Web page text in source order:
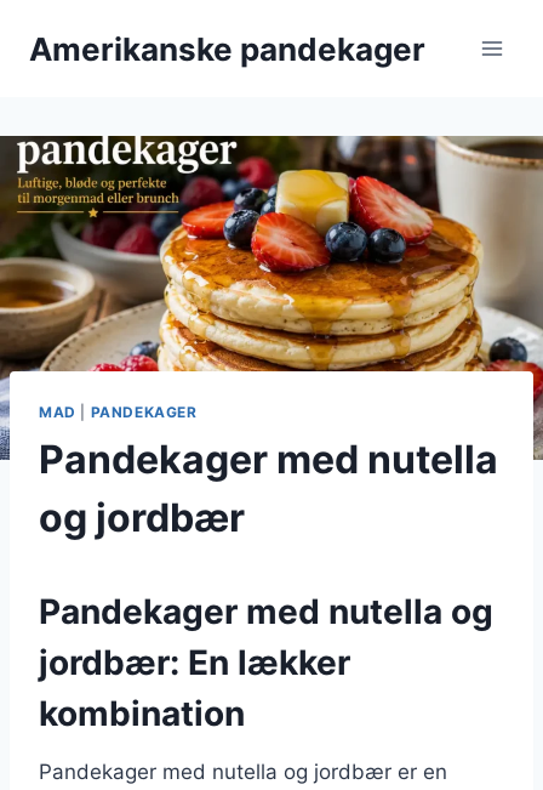
Amerikanske pandekager
MAD PANDEKAGER
Pandekager med nutella
og jordbær
Pandekager med nutella og
jordbær: En lækker
kombination
Pandekager med nutella og jordbær er en